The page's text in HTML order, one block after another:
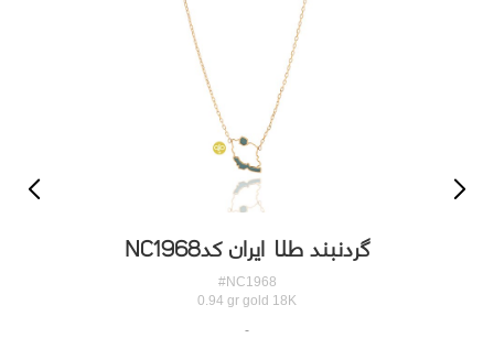
گردنبند طلا ایران کدNC1968
#NC1968
0.94 gr gold 18K